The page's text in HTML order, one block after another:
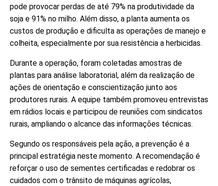
pode provocar perdas de até 79% na produtividade da
soja e 91% no milho. Além disso, a planta aumenta os
custos de produção e dificulta as operações de manejo e
colheita, especialmente por sua resistência a herbicidas.
Durante a operação, foram coletadas amostras de
plantas para análise laboratorial, além da realização de
ações de orientação e conscientização junto aos
produtores rurais. A equipe também promoveu entrevistas
em rádios locais e participou de reuniões com sindicatos
rurais, ampliando o alcance das informações técnicas.
Segundo os responsáveis pela ação, a prevenção é a
principal estratégia neste momento. A recomendação é
reforçar o uso de sementes certificadas e redobrar os
cuidados com o trânsito de máquinas agrícolas,